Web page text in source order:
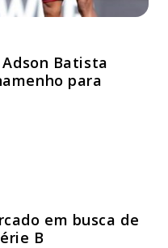
Batista
para
em busca de
B